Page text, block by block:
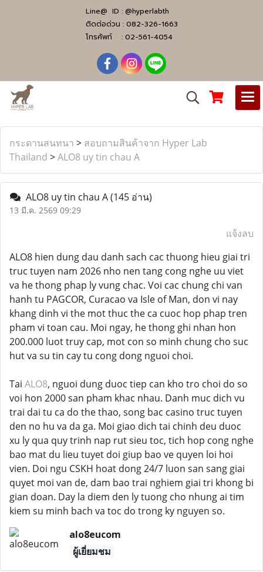
Line@ ID : @hyperlabth
ติดต่อด่วน : 082-326-1663
โทรศัพท์ : 02-561-4054
กระดานสนทนา > สอบถามสินค้าจาก Hyper Lab
Thailand >ALO8 uy tin chau A
ALO8 uy tin chau A(145 อ่าน)
13 มี.ค. 2569 09:29
แจ้งลบ
ALO8 hien dung dau danh sach cac thuong hieu giai tri
truc tuyen nam 2026 nho nen tang cong nghe uu viet
va he thong phap ly vung chac. Voi cac chung chi van
hanh tu PAGCOR, Curacao va Isle of Man, don vi nay
khang dinh vi the mot thuc the ca cuoc hop phap tren
pham vi toan cau. Moi ngay, he thong ghi nhan hon
200.000 luot truy cap, mot con so minh chung cho suc
hut va su tin cay tu cong dong nguoi choi.
Tai ALO8, nguoi dung duoc tiep can kho tro choi do so
voi hon 2000 san pham khac nhau. Danh muc dich vu
trai dai tu ca do the thao, song bac casino truc tuyen
den no hu va da ga. Moi giao dich tai chinh deu duoc
xu ly qua quy trinh nap rut sieu toc, tich hop cong nghe
bao mat du lieu tuyet doi giup bao ve quyen loi hoi
vien. Doi ngu CSKH hoat dong 24/7 luon san sang giai
quyet moi van de, dam bao trai nghiem giai tri khong bi
gian doan. Day la diem den ly tuong cho nhung ai tim
kiem su minh bach va toc do trong ky nguyen so.
alo8eucom
ผู้เยี่ยมชม